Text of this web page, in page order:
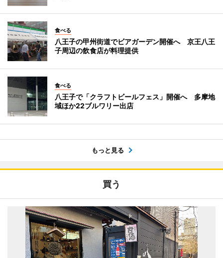
食べる
八王子の甲州街道でビアガーデン開催へ 京王八王
子周辺の飲食店が料理提供
食べる
八王子で「クラフトビールフェス」開催へ 多摩地
域ほか22ブルワリー出店
もっと見る
買う